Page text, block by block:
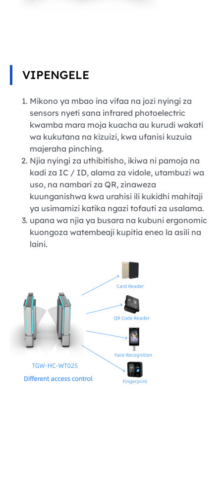
VIPENGELE
Mikono ya mbao ina vifaa na jozi nyingi za
sensors nyeti sana infrared photoelectric
kwamba mara moja kuacha au kurudi wakati
wa kukutana na kizuizi, kwa ufanisi kuzuia
majeraha pinching.
Njia nyingi za uthibitisho, ikiwa ni pamoja na
kadi za IC / ID, alama za vidole, utambuzi wa
uso, na nambari za QR, zinaweza
kuunganishwa kwa urahisi ili kukidhi mahitaji
ya usimamizi katika ngazi tofauti za usalama.
upana wa njia ya busara na kubuni ergonomic
kuongoza watembeaji kupitia eneo la asili na
laini.